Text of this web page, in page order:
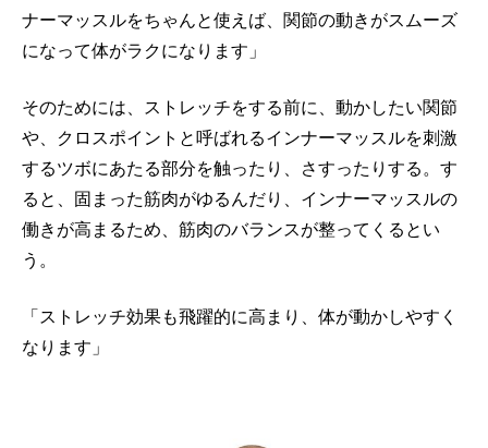
ナーマッスルをちゃんと使えば、関節の動きがスムーズ
になって体がラクになります」
そのためには、ストレッチをする前に、動かしたい関節
や、クロスポイントと呼ばれるインナーマッスルを刺激
するツボにあたる部分を触ったり、さすったりする。す
ると、固まった筋肉がゆるんだり、インナーマッスルの
働きが高まるため、筋肉のバランスが整ってくるとい
う。
「ストレッチ効果も飛躍的に高まり、体が動かしやすく
なります」